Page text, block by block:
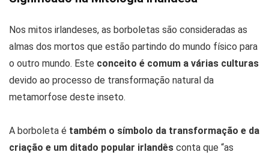
Nos mitos irlandeses, as borboletas são consideradas as
almas dos mortos que estão partindo do mundo físico para
o outro mundo. Este conceito é comum a várias culturas
devido ao processo de transformação natural da
metamorfose deste inseto.
A borboleta é também o símbolo da transformação e da
criação e um ditado popular irlandês conta que “as